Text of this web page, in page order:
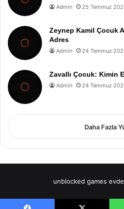
Admin 25 Temmuz
Zeynep Kamil Çocuk
Adres
Admin 24 Temmuz
Zavallı Çocuk: Kimin
Admin 24 Temmuz
Daha Fazla
unblocked games